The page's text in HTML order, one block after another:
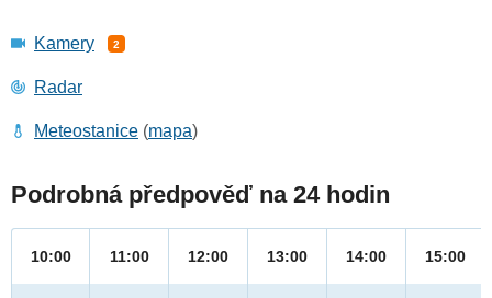
Kamery 2
Radar
Meteostanice (mapa)
Podrobná předpověď na 24 hodin
10:00 11:00 12:00 13:00 14:00 15:00